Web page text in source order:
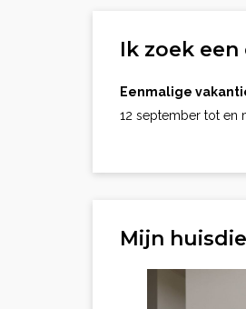
Ik zoek
Eenmalige
12 september tot en
Mijn